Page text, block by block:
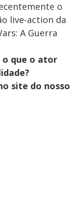
o
live-action da
A Guerra
o que o ator
site do nosso